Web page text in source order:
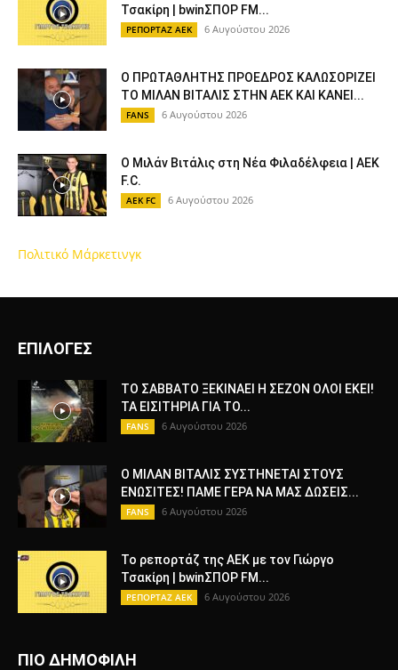
Τσακίρη | bwinΣΠΟΡ FM...
ΡΕΠΟΡΤΑΖ ΑΕΚ 6 Αυγούστου 2026
Ο ΠΡΩΤΑΘΛΗΤΗΣ ΠΡΟΕΔΡΟΣ ΚΑΛΩΣΟΡΙΖΕΙ
ΤΟ ΜΙΛΑΝ ΒΙΤΑΛΙΣ ΣΤΗΝ ΑΕΚ ΚΑΙ ΚΑΝΕΙ...
FANS 6 Αυγούστου 2026
Ο Μιλάν Βιτάλις στη Νέα Φιλαδέλφεια | AEK
F.C.
AEK FC 6 Αυγούστου 2026
Πολιτικό Μάρκετινγκ
ΕΠΙΛΟΓΕΣ
ΤΟ ΣΑΒΒΑΤΟ ΞΕΚΙΝΑΕΙ Η ΣΕΖΟΝ ΟΛΟΙ ΕΚΕΙ!
ΤΑ ΕΙΣΙΤΗΡΙΑ ΓΙΑ ΤΟ...
FANS 6 Αυγούστου 2026
Ο ΜΙΛΑΝ ΒΙΤΑΛΙΣ ΣΥΣΤΗΝΕΤΑΙ ΣΤΟΥΣ
ΕΝΩΣΙΤΕΣ! ΠΑΜΕ ΓΕΡΑ ΝΑ ΜΑΣ ΔΩΣΕΙΣ...
FANS 6 Αυγούστου 2026
Το ρεπορτάζ της ΑΕΚ με τον Γιώργο
Τσακίρη | bwinΣΠΟΡ FM...
ΡΕΠΟΡΤΑΖ ΑΕΚ 6 Αυγούστου 2026
ΠΙΟ ΔΗΜΟΦΙΛΗ